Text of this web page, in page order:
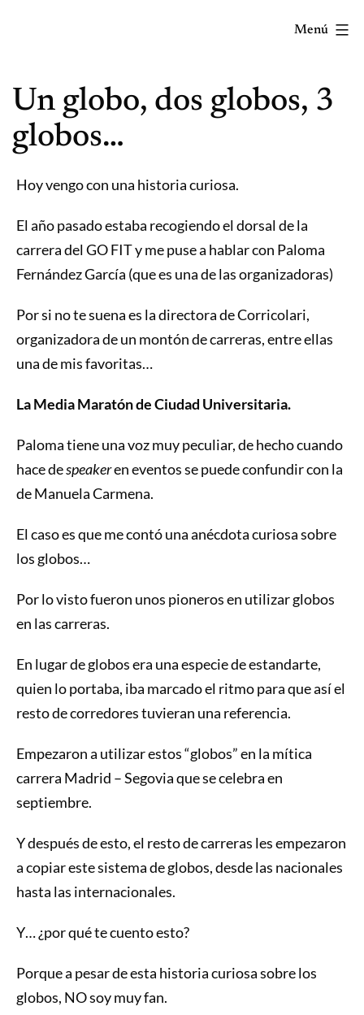
mola...
lo
Menú
Un globo, dos globos, 3
globos…
Hoy vengo con una historia curiosa.
El año pasado estaba recogiendo el dorsal de la
carrera del GO FIT y me puse a hablar con Paloma
Fernández García (que es una de las organizadoras)
Por si no te suena es la directora de Corricolari,
organizadora de un montón de carreras, entre ellas
una de mis favoritas…
La Media Maratón de Ciudad Universitaria.
Paloma tiene una voz muy peculiar, de hecho cuando
hace despeakeren eventos se puede confundir con la
de Manuela Carmena.
El caso es que me contó una anécdota curiosa sobre
los globos…
Por lo visto fueron unos pioneros en utilizar globos
en las carreras.
En lugar de globos era una especie de estandarte,
quien lo portaba, iba marcado el ritmo para que así el
resto de corredores tuvieran una referencia.
Empezaron a utilizar estos “globos” en la mítica
carrera Madrid – Segovia que se celebra en
septiembre.
Y después de esto, el resto de carreras les empezaron
a copiar este sistema de globos, desde las nacionales
hasta las internacionales.
Y… ¿por qué te cuento esto?
Porque a pesar de esta historia curiosa sobre los
globos, NO soy muy fan.